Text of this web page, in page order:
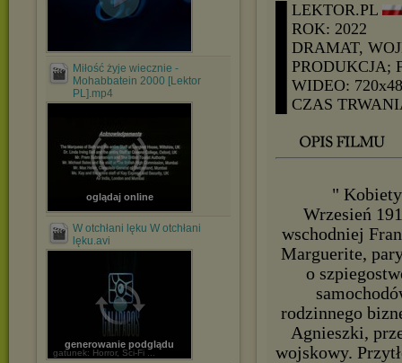
Miłość żyje wiecznie -
Mohabbatein 2000 [Lektor
PL].mp4
oglądaj online
W otchłani lęku W otchłani
lęku.avi
generowanie podglądu
gatunek: Horror, Sci-Fi ...
█ LEKTOR.PL
█ ROK: 2022
█ DRAMAT,
█ PRODUKCJA;
█ WIDEO:
█ CZAS
"
Wrzesień
wschodniej
Marguerite,
o
rodzinnego
Agnieszki,
wojskowy.